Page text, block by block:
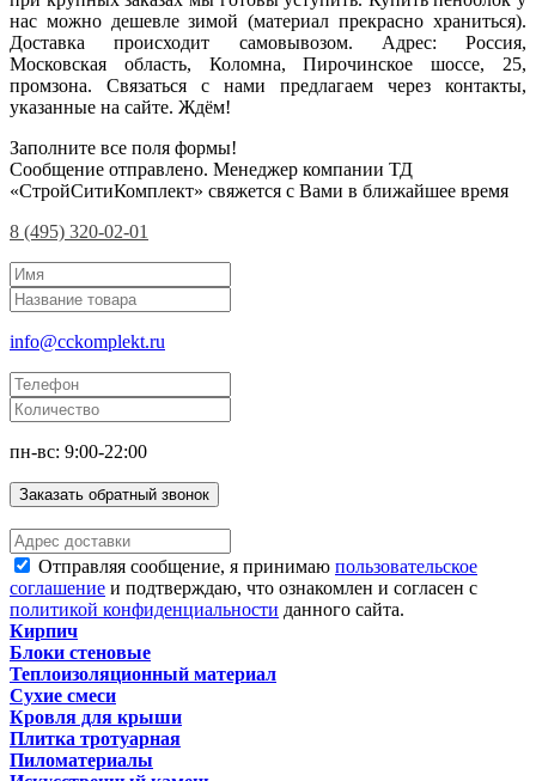
нас можно дешевле зимой (материал прекрасно храниться).
Доставка происходит самовывозом. Адрес: Россия,
Московская область, Коломна, Пирочинское шоссе, 25,
промзона. Связаться с нами предлагаем через контакты,
указанные на сайте. Ждём!
Заполните все поля формы!
Сообщение отправлено. Менеджер компании ТД
«СтройСитиКомплект» свяжется с Вами в ближайшее время
8 (495) 320-02-01
info@cckomplekt.ru
пн-вс: 9:00-22:00
Заказать обратный звонок
Отправляя сообщение, я принимаю пользовательское
соглашение и подтверждаю, что ознакомлен и согласен с
политикой конфиденциальности данного сайта.
Кирпич
Блоки стеновые
Теплоизоляционный материал
Сухие смеси
Кровля для крыши
Плитка тротуарная
Пиломатериалы